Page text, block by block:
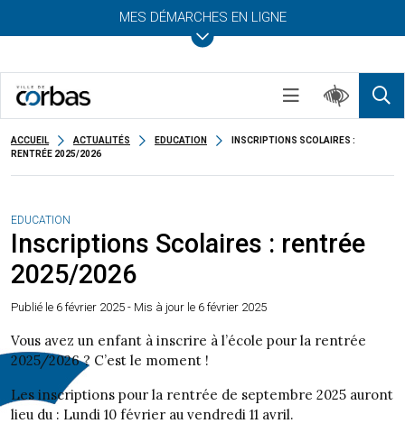
MES DÉMARCHES EN LIGNE
ACCUEIL ACTUALITÉS EDUCATION
INSCRIPTIONS SCOLAIRES :
RENTRÉE 2025/2026
EDUCATION
Inscriptions Scolaires : rentrée
2025/2026
Publié le 6 février 2025 - Mis à jour le 6 février 2025
Vous avez un enfant à inscrire à l’école pour la rentrée
2025/2026 ? C’est le moment !
Les inscriptions pour la rentrée de septembre 2025 auront
lieu du : Lundi 10 février au vendredi 11 avril.